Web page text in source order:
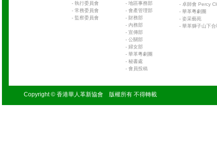
- 執行委員會
- 常務委員會
- 監察委員會
- 地區事務部
- 會產管理部
- 財務部
- 內務部
- 宣傳部
- 公關部
- 婦女部
- 華革粵劇團
- 秘書處
- 會員投稿
- 卓師會 Percy
- 華革粵劇團
- 姿采藝苑
- 華革獅子山下
Copyright © 香港華人革新協會 版權所有 不得轉載